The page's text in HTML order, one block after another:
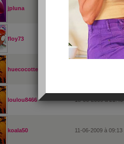
jpluna 10-06-2009 à 07:42
floy73 10-06-2009 à 21:10
huecocotte
loulou8466 18-06-2009 à 21:40
koala50 11-06-2009 à 09:13